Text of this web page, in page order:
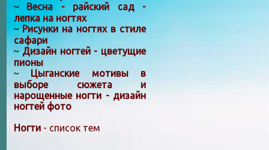
~ Весна - райский сад -
лепка на ногтях
~Рисунки на ногтях в стиле
сафари
~ Дизайн ногтей - цветущие
пионы
~ Цыганские мотивы в
выборе сюжета и
нарощенные ногти - дизайн
ногтей фото
Ногти - список тем